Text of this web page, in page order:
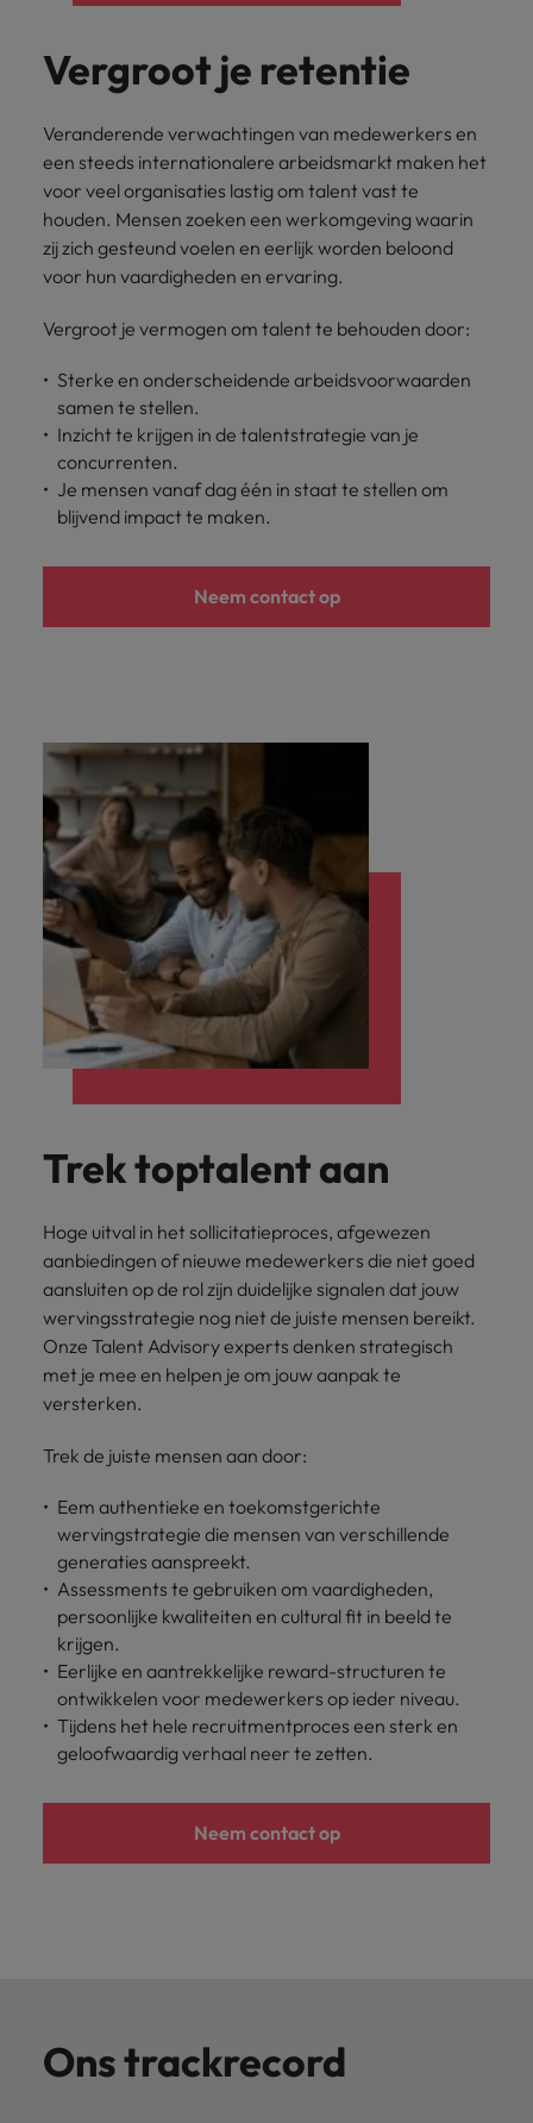
Vergroot je retentie
Veranderende verwachtingen van medewerkers en
een steeds internationalere arbeidsmarkt maken het
voor veel organisaties lastig om talent vast te
houden. Mensen zoeken een werkomgeving waarin
zij zich gesteund voelen en eerlijk worden beloond
voor hun vaardigheden en ervaring.
Vergroot je vermogen om talent te behouden door:
Sterke en onderscheidende arbeidsvoorwaarden
samen te stellen.
Inzicht te krijgen in de talentstrategie van je
concurrenten.
Je mensen vanaf dag één in staat te stellen om
blijvend impact te maken.
Neem contact op
Trek toptalent aan
Hoge uitval in het sollicitatieproces, afgewezen
aanbiedingen of nieuwe medewerkers die niet goed
aansluiten op de rol zijn duidelijke signalen dat jouw
wervingsstrategie nog niet de juiste mensen bereikt.
Onze Talent Advisory experts denken strategisch
met je mee en helpen je om jouw aanpak te
versterken.
Trek de juiste mensen aan door:
Eem authentieke en toekomstgerichte
wervingstrategie die mensen van verschillende
generaties aanspreekt.
Assessments te gebruiken om vaardigheden,
persoonlijke kwaliteiten en cultural fit in beeld te
krijgen.
Eerlijke en aantrekkelijke reward-structuren te
ontwikkelen voor medewerkers op ieder niveau.
Tijdens het hele recruitmentproces een sterk en
geloofwaardig verhaal neer te zetten.
Neem contact op
Ons trackrecord